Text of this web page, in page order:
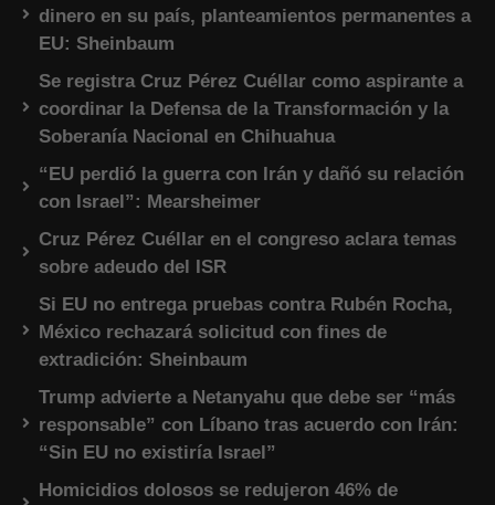
dinero en su país, planteamientos permanentes a
EU: Sheinbaum
Se registra Cruz Pérez Cuéllar como aspirante a
coordinar la Defensa de la Transformación y la
Soberanía Nacional en Chihuahua
“EU perdió la guerra con Irán y dañó su relación
con Israel”: Mearsheimer
Cruz Pérez Cuéllar en el congreso aclara temas
sobre adeudo del ISR
Si EU no entrega pruebas contra Rubén Rocha,
México rechazará solicitud con fines de
extradición: Sheinbaum
Trump advierte a Netanyahu que debe ser “más
responsable” con Líbano tras acuerdo con Irán:
“Sin EU no existiría Israel”
Homicidios dolosos se redujeron 46% de